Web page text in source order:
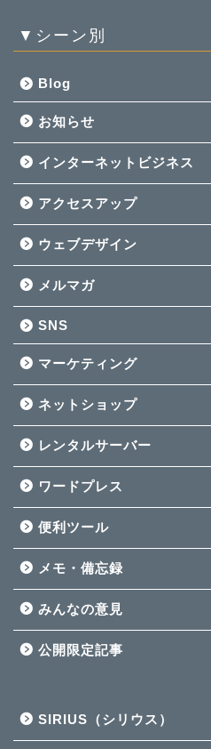
▼シーン別
Blog
お知らせ
インターネットビジネス
アクセスアップ
ウェブデザイン
メルマガ
SNS
マーケティング
ネットショップ
レンタルサーバー
ワードプレス
便利ツール
メモ・備忘録
みんなの意見
公開限定記事
SIRIUS（シリウス）